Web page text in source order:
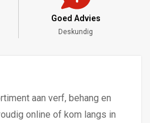
Goed Advies
Deskundig
aan verf, behang en
online of kom langs in